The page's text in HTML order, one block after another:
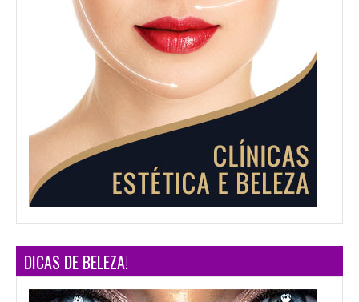
DICAS DE BELEZA!